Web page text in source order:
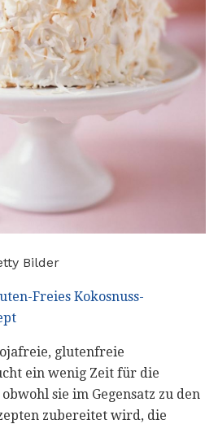
Bilder
Freies Kokosnuss-
glutenfreie
ein wenig Zeit für die
sie im Gegensatz zu den
zubereitet wird, die